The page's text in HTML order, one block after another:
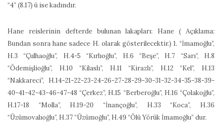
“4” (8.17) ü ise kadındır.
Hane reislerinin defterde bulunan lakapları: Hane ( Açıklama:
Bundan sonra hane sadece H. olarak gösterilecektir.) 1. “İmamoğlu”,
H.3 “Çulhaoğlu”, H.4-5 “Kırlıoğlu”, H.6 “Beşe”, H.7 “Sarı”, H.8
“Ödemişlioğlu”, H.10 “Kilaslı”, H.11 “Kirazlı”, H.12 “Kel”, H.13
“Nakkareci”, H.14-21-22-23-24-26-27-28-29-30-31-32-34-35-38-39-
40-41-42-43-46-47-48 “Çerkez”, H.15 “Berberoğlu”, H.16 “Çolakoğlu”,
H.17-18 “Molla”, H.19-20 “İnançoğlu”, H.33 “Koca”, H.36
“Üzümovalıoğlu”, H.37 “Üzümoğlu”, H.49 “Ölü Yörük İmamoğlu” dur.